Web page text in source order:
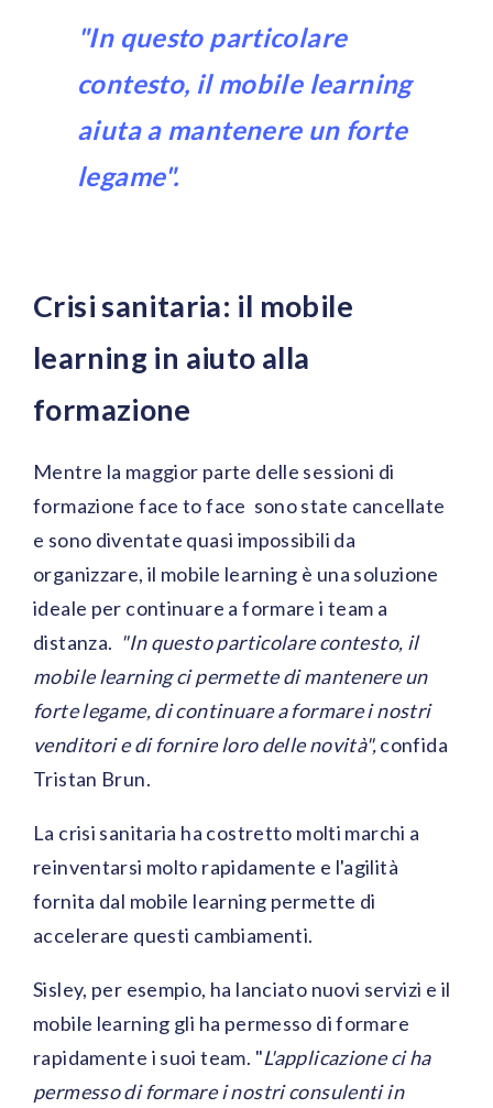
"In questo particolare
contesto, il mobile learning
aiuta a mantenere un forte
legame".
Crisi sanitaria: il mobile
learning in aiuto alla
formazione
Mentre la maggior parte delle sessioni di
formazione face to face sono state cancellate
e sono diventate quasi impossibili da
organizzare, il mobile learning è una soluzione
ideale per continuare a formare i team a
distanza. "In questo particolare contesto, il
mobile learning ci permette di mantenere un
forte legame, di continuare a formare i nostri
venditori e di fornire loro delle novità",confida
Tristan Brun.
La crisi sanitaria ha costretto molti marchi a
reinventarsi molto rapidamente e l'agilità
fornita dal mobile learning permette di
accelerare questi cambiamenti.
Sisley, per esempio, ha lanciato nuovi servizi e il
mobile learning gli ha permesso di formare
rapidamente i suoi team. "L'applicazione ci ha
permesso di formare i nostri consulenti in